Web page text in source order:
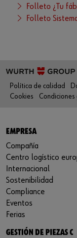
Folleto ¿Tu
Folleto
Política de calidad
Cookies
EMPRESA
Compañía
Centro logístico
Internacional
Sostenibilidad
Compliance
Eventos
Ferias
GESTIÓN DE PIEZAS C